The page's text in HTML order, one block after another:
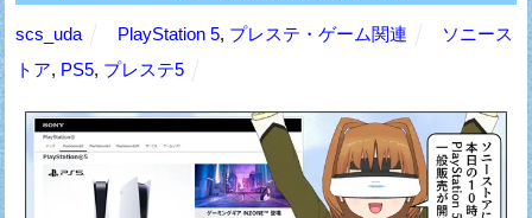
scs_uda PlayStation 5, プレステ・ゲーム関連
ソニース
トア, PS5, プレステ5